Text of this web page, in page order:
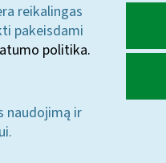
reikalingas
pakeisdami
politika.
naudojimą ir